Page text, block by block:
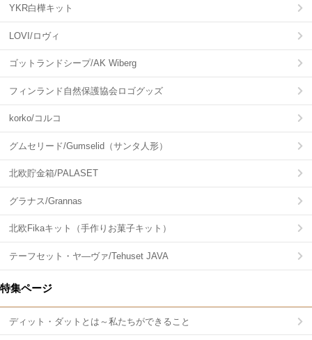
YKR白樺キット
LOVI/ロヴィ
ゴットランドシープ/AK Wiberg
フィンランド自然保護協会ロゴグッズ
korko/コルコ
グムセリード/Gumselid（サンタ人形）
北欧貯金箱/PALASET
グラナス/Grannas
北欧Fikaキット（手作りお菓子キット）
テーフセット・ヤ―ヴァ/Tehuset JAVA
特集ページ
ディット・ダットとは～私たちができること